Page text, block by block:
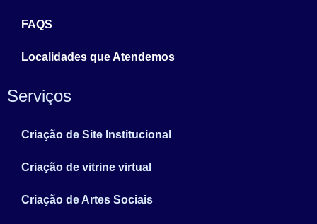
FAQS
Localidades que Atendemos
Serviços
Criação de Site Institucional
Criação de vitrine virtual
Criação de Artes Sociais